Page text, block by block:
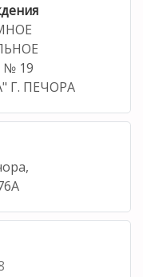
19
Г. ПЕЧОРА